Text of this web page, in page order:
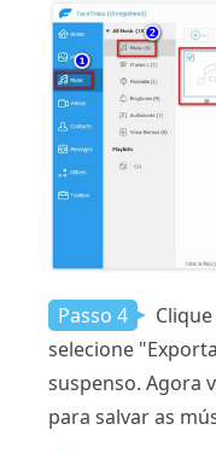
Passo 4
selecione
suspenso. Agora
para salvar as